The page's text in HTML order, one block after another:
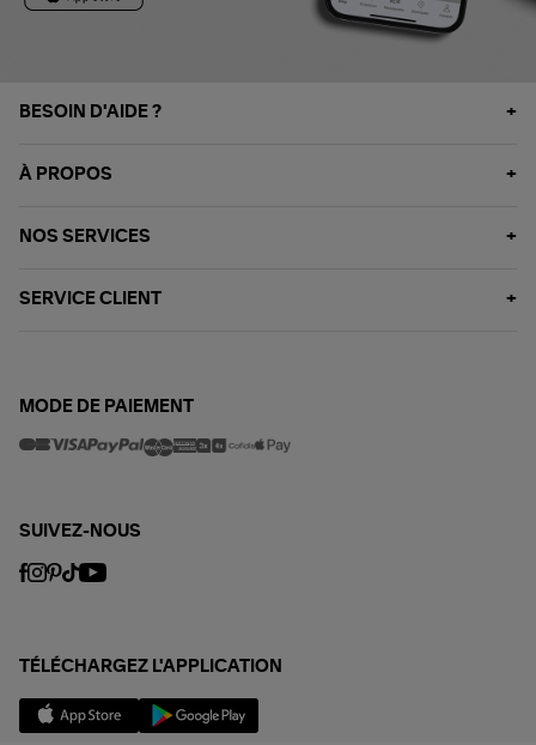
BESOIN D'AIDE ?
À PROPOS
NOS SERVICES
SERVICE CLIENT
MODE DE PAIEMENT
SUIVEZ-NOUS
TÉLÉCHARGEZ L'APPLICATION